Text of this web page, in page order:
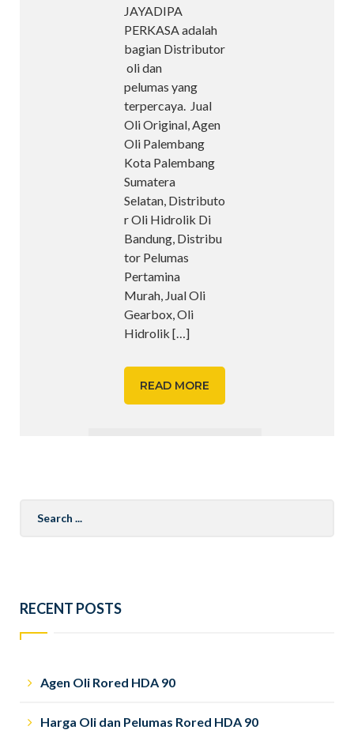
JAYADIPA
PERKASA adalah
bagian Distributor
oli dan
pelumas yang
terpercaya. Jual
Oli Original, Agen
Oli Palembang
Kota Palembang
Sumatera
Selatan, Distributo
r Oli Hidrolik Di
Bandung, Distribu
tor Pelumas
Pertamina
Murah, Jual Oli
Gearbox, Oli
Hidrolik […]
READ MORE
for:
RECENT POSTS
Agen Oli Rored HDA 90
Harga Oli dan Pelumas Rored HDA 90